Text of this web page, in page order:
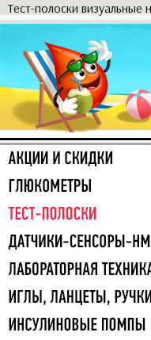
Тест-полоски